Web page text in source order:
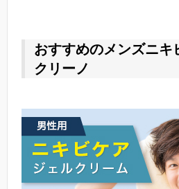
おすすめのメンズニキ
クリーノ